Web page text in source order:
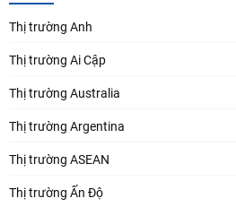
Thị trường Anh
Thị trường Ai Cập
Thị trường Australia
Thị trường Argentina
Thị trường ASEAN
Thị trường Ấn Độ